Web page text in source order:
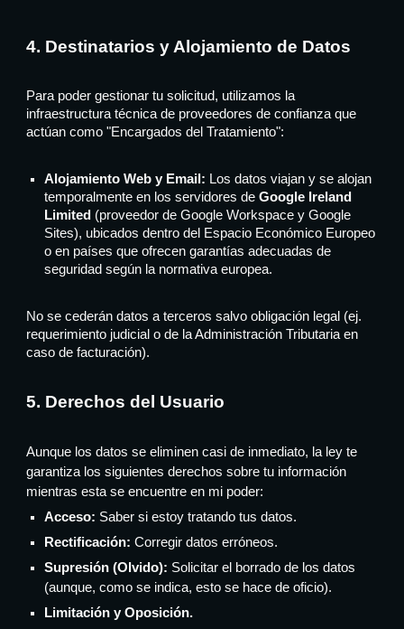
4. Destinatarios y Alojamiento de Datos
Para poder gestionar tu solicitud, utilizamos la
infraestructura técnica de proveedores de confianza que
actúan como "Encargados del Tratamiento":
Alojamiento Web y Email: Los datos viajan y se alojan
temporalmente en los servidores deGoogle Ireland
Limited (proveedor de Google Workspace y Google
Sites), ubicados dentro del Espacio Económico Europeo
o en países que ofrecen garantías adecuadas de
seguridad según la normativa europea.
No se cederán datos a terceros salvo obligación legal (ej.
requerimiento judicial o de la Administración Tributaria en
caso de facturación).
5. Derechos del Usuario
Aunque los datos se eliminen casi de inmediato, la ley te
garantiza los siguientes derechos sobre tu información
mientras esta se encuentre en mi poder:
Acceso: Saber si estoy tratando tus datos.
Rectificación: Corregir datos erróneos.
Supresión (Olvido): Solicitar el borrado de los datos
(aunque, como se indica, esto se hace de oficio).
Limitación y Oposición.